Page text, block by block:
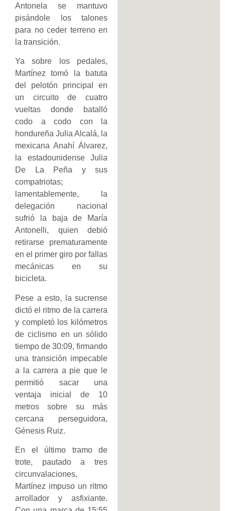
Antonela se mantuvo
pisándole los talones
para no ceder terreno en
la transición.
Ya sobre los pedales,
Martínez tomó la batuta
del pelotón principal en
un circuito de cuatro
vueltas donde batalló
codo a codo con la
hondureña Julia Alcalá, la
mexicana Anahí Álvarez,
la estadounidense Julia
De La Peña y sus
compatriotas;
lamentablemente, la
delegación nacional
sufrió la baja de María
Antonelli, quien debió
retirarse prematuramente
en el primer giro por fallas
mecánicas en su
bicicleta.
Pese a esto, la sucrense
dictó el ritmo de la carrera
y completó los kilómetros
de ciclismo en un sólido
tiempo de 30:09, firmando
una transición impecable
a la carrera a pie que le
permitió sacar una
ventaja inicial de 10
metros sobre su más
cercana perseguidora,
Génesis Ruiz.
En el último tramo de
trote, pautado a tres
circunvalaciones,
Martínez impuso un ritmo
arrollador y asfixiante.